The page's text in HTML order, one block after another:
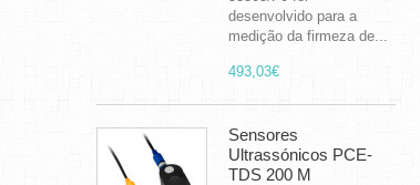
desenvolvido para a
medição da firmeza de...
493,03€
Sensores
Ultrassónicos PCE-
TDS 200 M